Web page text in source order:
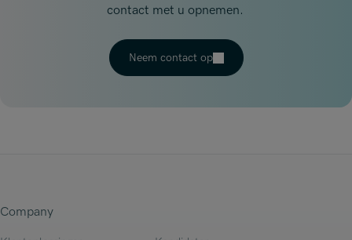
contact met u opnemen.
Neem contact op
Company